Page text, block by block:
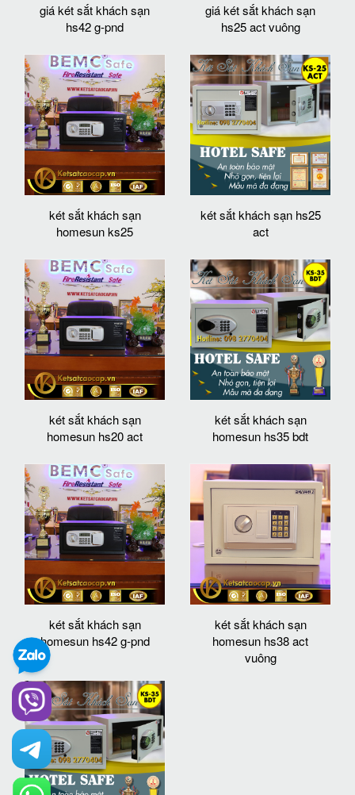
giá két sắt khách sạn
hs42 g-pnd
giá két sắt khách sạn
hs25 act vuông
két sắt khách sạn
homesun ks25
két sắt khách sạn hs25
act
két sắt khách sạn
homesun hs20 act
két sắt khách sạn
homesun hs35 bdt
két sắt khách sạn
homesun hs42 g-pnd
két sắt khách sạn
homesun hs38 act
vuông